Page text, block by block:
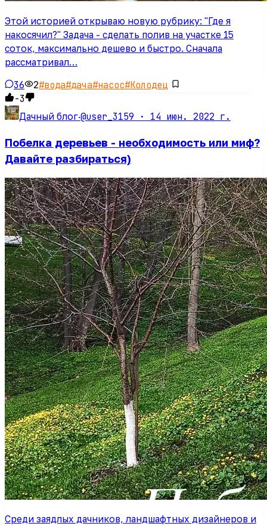
Этой историей открываю новую рубрику: "Где я
накосячил?" Задача - сделать полив на участке 15
соток, максимально дешево и быстро. Сначала
рассматривал…
36 2#вода#дача#насос#Колодец
-3
Дачный блог·@user_3159 · 14 июн. 2022 г.
Побелка деревьев - необходимость или миф?
Давайте разбираться)
Среди заядлых дачников, ландшафтных дизайнеров и